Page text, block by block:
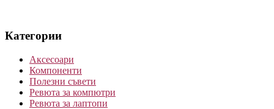
Категории
Аксесоари
Компоненти
Полезни съвети
Ревюта за компютри
Ревюта за лаптопи